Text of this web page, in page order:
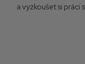
a vyzkoušet si práci